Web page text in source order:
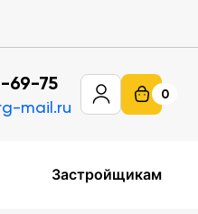
69-75
mail.ru
0
Застройщикам